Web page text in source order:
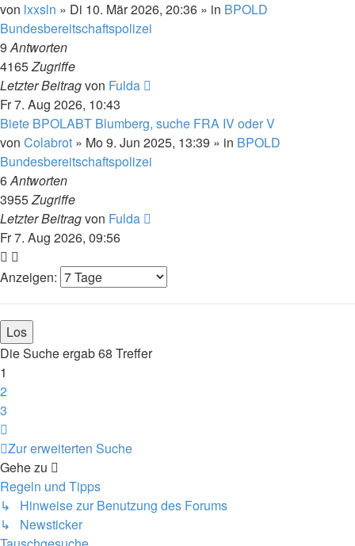
von lxxsln » Di 10. Mär 2026, 20:36 » in BPOLD
Bundesbereitschaftspolizei
9Antworten
4165Zugriffe
Letzter Beitragvon Fulda
Fr 7. Aug 2026, 10:43
Biete BPOLABT Blumberg, suche FRA IV oder V
von Colabrot » Mo 9. Jun 2025, 13:39 » in BPOLD
Bundesbereitschaftspolizei
6Antworten
3955Zugriffe
Letzter Beitragvon Fulda
Fr 7. Aug 2026, 09:56
Anzeigen:
Die Suche ergab 68 Treffer
1
2
3
Zur erweiterten Suche
Gehe zu
Regeln und Tipps
↳ Hinweise zur Benutzung des Forums
↳ Newsticker